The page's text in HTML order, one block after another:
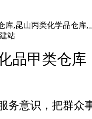
品甲类仓库
务意识，把群众